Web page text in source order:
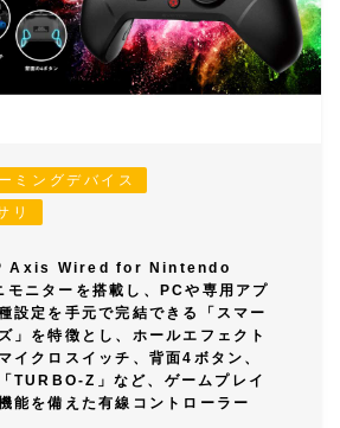
ミングデバイス
リ
Axis Wired for Nintendo
ニターを搭載し、PCや専用アプ
設定を手元で完結できる「スマー
」を特徴とし、ホールエフェクト
イクロスイッチ、背面4ボタン、
TURBO-Z」など、ゲームプレイ
能を備えた有線コントローラー